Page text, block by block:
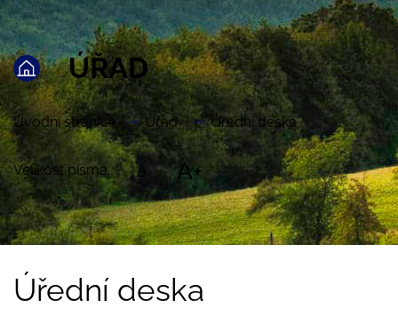
ÚŘAD
Úvodní stránka Úřad Úřední deska
Velikost písma: A A+
Úřední deska